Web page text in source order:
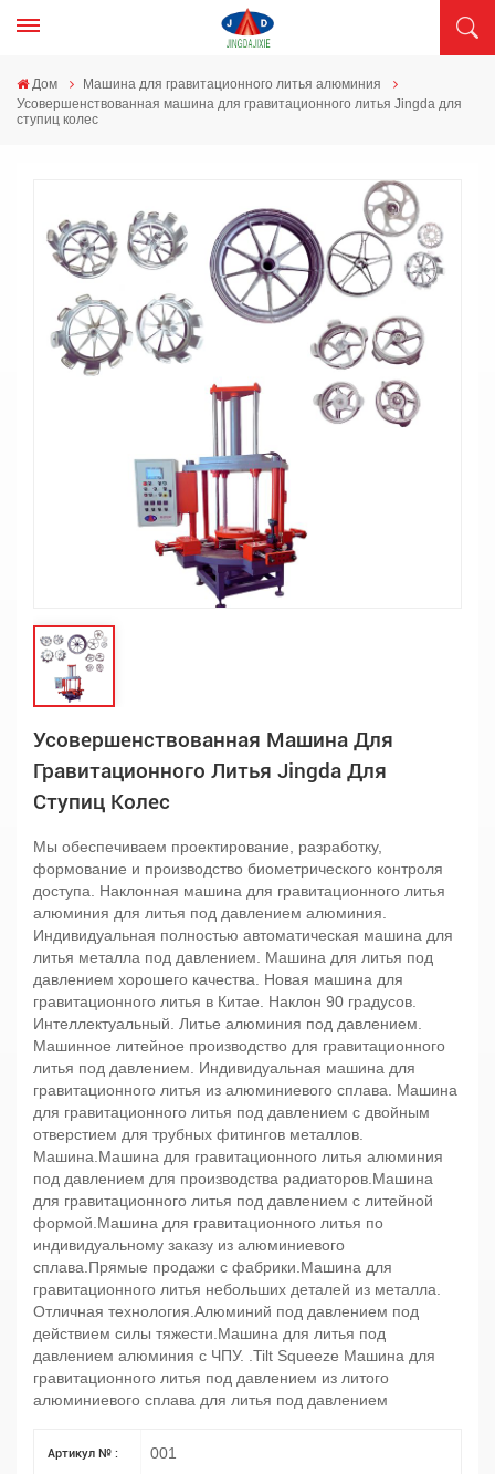
Дом
Машина для гравитационного литья алюминия
Усовершенствованная машина для гравитационного литья Jingda для
ступиц колес
Усовершенствованная Машина Для
Гравитационного Литья Jingda Для
Ступиц Колес
Мы обеспечиваем проектирование, разработку,
формование и производство биометрического контроля
доступа. Наклонная машина для гравитационного литья
алюминия для литья под давлением алюминия.
Индивидуальная полностью автоматическая машина для
литья металла под давлением. Машина для литья под
давлением хорошего качества. Новая машина для
гравитационного литья в Китае. Наклон 90 градусов.
Интеллектуальный. Литье алюминия под давлением.
Машинное литейное производство для гравитационного
литья под давлением. Индивидуальная машина для
гравитационного литья из алюминиевого сплава. Машина
для гравитационного литья под давлением с двойным
отверстием для трубных фитингов металлов.
Машина.Машина для гравитационного литья алюминия
под давлением для производства радиаторов.Машина
для гравитационного литья под давлением с литейной
формой.Машина для гравитационного литья по
индивидуальному заказу из алюминиевого
сплава.Прямые продажи с фабрики.Машина для
гравитационного литья небольших деталей из металла.
Отличная технология.Алюминий под давлением под
действием силы тяжести.Машина для литья под
давлением алюминия с ЧПУ. .Tilt Squeeze Машина для
гравитационного литья под давлением из литого
алюминиевого сплава для литья под давлением
Артикул № : 001